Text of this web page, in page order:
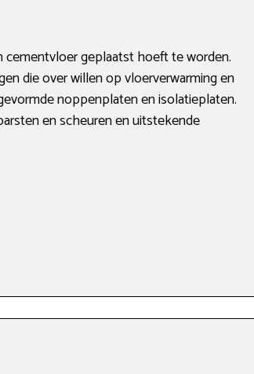
cementvloer geplaatst hoeft te worden.
die over willen op vloerverwarming en
noppenplaten en isolatieplaten.
en scheuren en uitstekende